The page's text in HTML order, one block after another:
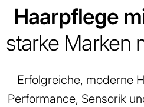
Haarpflege
starke Marken
Erfolgreiche, moderne
Performance, Sensorik